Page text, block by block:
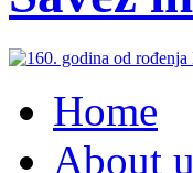
Home
About